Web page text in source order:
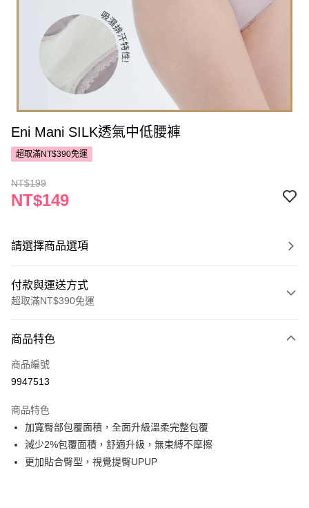
Eni Mani SILK透氣中低腰褲
超取滿NT$390免運
NT$199
NT$149
請選擇商品選項
付款與運送方式
超取滿NT$390免運
POYA支付
信用卡一次付款
LINE Pay
Apple Pay
商品特色
商品編號
9947513
商品特色
加寬臀部包覆面積，全面升級溫柔完整包覆
減少2%包覆面積，舒適升級，無束縛不摩擦
更加貼合臀型，視覺提臀UPUP